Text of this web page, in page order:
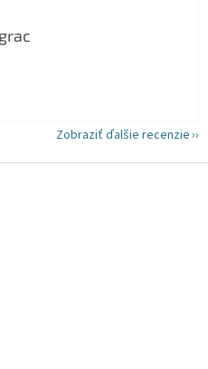
je 5 z 5 hviezdičiek.
Zobraziť ďalšie recenzie